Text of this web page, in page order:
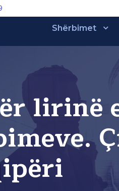
Shërbimet
lirinë